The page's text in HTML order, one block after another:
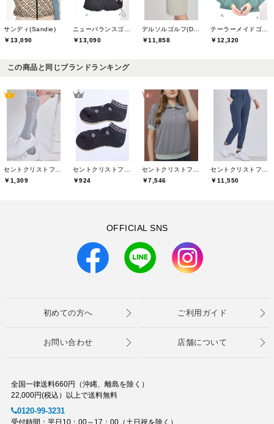
サンディ(Sandie)
￥13,090
￥13,090
￥11,858
￥12,320
この商品と同じブランドランキング
セントクリストファーゴルフ(St.ChristopherGolf)
￥1,309
セントクリストファーゴルフ(St.ChristopherGolf)
￥924
セントクリストファーゴルフ(St.ChristopherGolf)
￥7,546
セントクリストファーゴルフ(St.ChristopherGolf)
￥11,550
OFFICIAL SNS
初めての方へ ご利用ガイド
お問い合わせ 店舗について
全国一律送料660円（沖縄、離島を除く）
22,000円(税込）以上で送料無料
0120-99-3231